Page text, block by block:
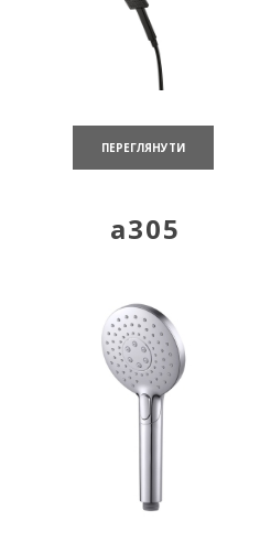
ПЕРЕГЛЯНУТИ
a305